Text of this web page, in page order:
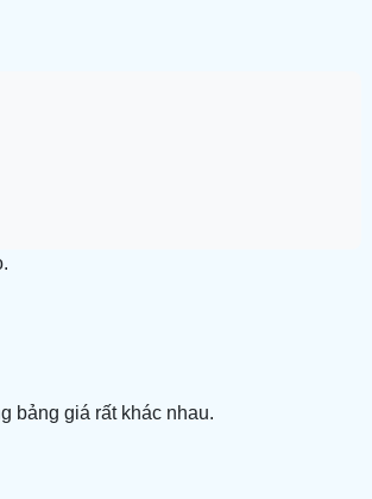
bảng giá rất khác nhau.